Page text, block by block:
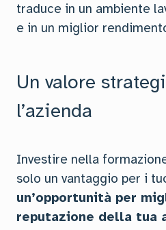
traduce in un ambiente
e in un miglior
Un valore
l’azienda
Investire nella
solo un vantaggio per i
un’opportunità per
reputazione della tua